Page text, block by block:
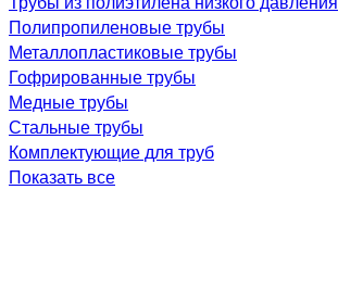
Полипропиленовые трубы
Металлопластиковые трубы
Гофрированные трубы
Медные трубы
Стальные трубы
Комплектующие для труб
Показать все